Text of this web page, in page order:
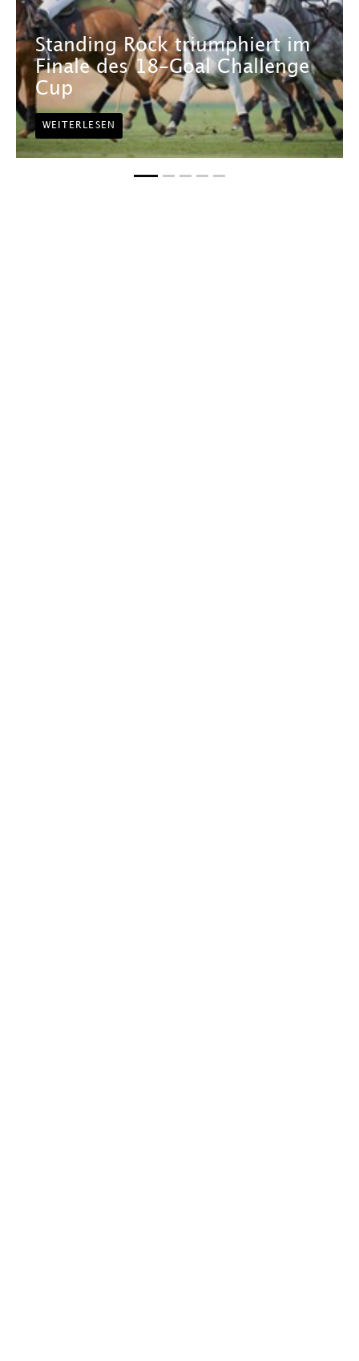
Standing Rock triumphiert im
Finale des 18-Goal Challenge
Cup
WEITERLESEN